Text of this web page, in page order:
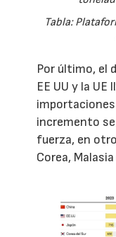
Tabla:
Por último, el
EE UU y la
incremento
fuerza, en
Corea,